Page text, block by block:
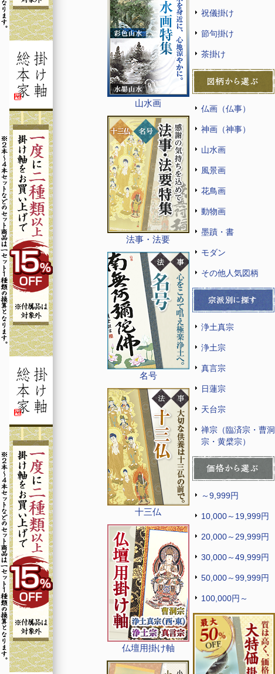
山水画
法事・法要
名号
十三仏
仏壇用掛け軸
祝儀掛け
節句掛け
茶掛け
仏画（仏事）
神画（神事）
山水画
風景画
花鳥画
動物画
墨蹟・書
モダン
その他人気図柄
浄土真宗
浄土宗
真言宗
日蓮宗
天台宗
禅宗（臨済宗・曹洞
宗・黄檗宗）
～9,999円
10,000～19,999円
20,000～29,999円
30,000～49,999円
50,000～99,999円
100,000円～